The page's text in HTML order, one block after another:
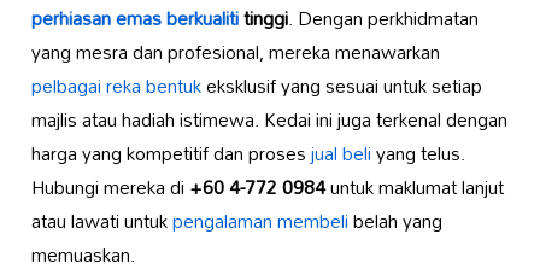
perhiasan emas berkualititinggi. Dengan perkhidmatan
yang mesra dan profesional, mereka menawarkan
pelbagai reka bentukeksklusif yang sesuai untuk setiap
majlis atau hadiah istimewa. Kedai ini juga terkenal dengan
harga yang kompetitif dan prosesjual beliyang telus.
Hubungi mereka di+60 4-772 0984untuk maklumat lanjut
atau lawati untukpengalaman membelibelah yang
memuaskan.